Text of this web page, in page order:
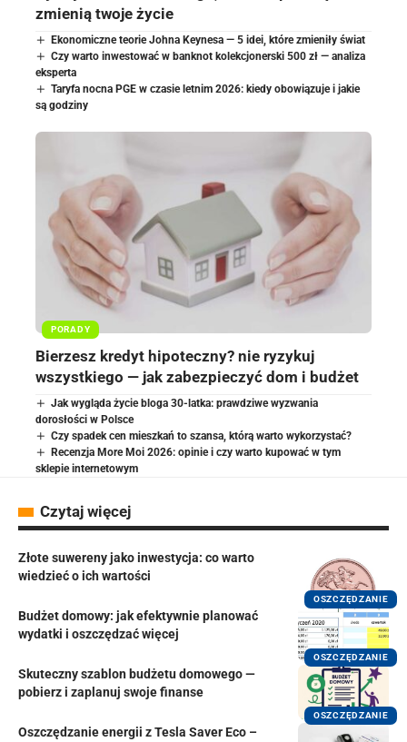
zmienią twoje życie
Ekonomiczne teorie Johna Keynesa — 5 idei, które zmieniły świat
Czy warto inwestować w banknot kolekcjonerski 500 zł — analiza
eksperta
Taryfa nocna PGE w czasie letnim 2026: kiedy obowiązuje i jakie
są godziny
PORADY
Bierzesz kredyt hipoteczny? nie ryzykuj
wszystkiego — jak zabezpieczyć dom i budżet
Jak wygląda życie bloga 30-latka: prawdziwe wyzwania
dorosłości w Polsce
Czy spadek cen mieszkań to szansa, którą warto wykorzystać?
Recenzja More Moi 2026: opinie i czy warto kupować w tym
sklepie internetowym
Czytaj więcej
OSZCZĘDZANIE
Złote suwereny jako inwestycja: co warto
wiedzieć o ich wartości
OSZCZĘDZANIE
Budżet domowy: jak efektywnie planować
wydatki i oszczędzać więcej
OSZCZĘDZANIE
Skuteczny szablon budżetu domowego —
pobierz i zaplanuj swoje finanse
Oszczędzanie energii z Tesla Saver Eco –